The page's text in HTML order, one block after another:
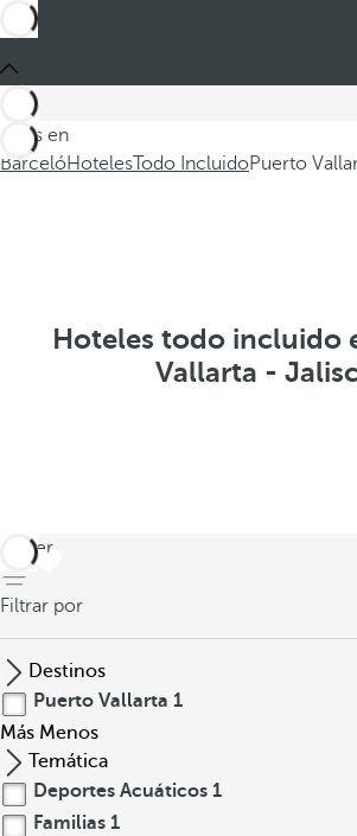
Estás en
BarcelóHotelesTodo IncluidoPuerto
Hoteles todo incluido
Vallarta -
volver
Filtrar por
Destinos
Puerto Vallarta 1
Más Menos
Temática
Deportes Acuáticos 1
Familias 1